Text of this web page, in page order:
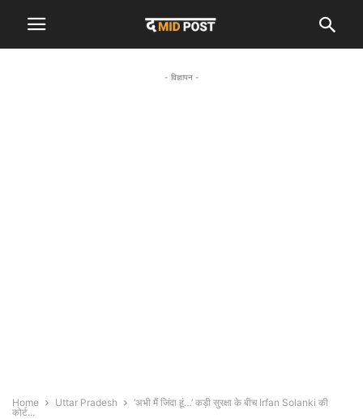
- विज्ञापन -
Home Uttar Pradesh
‘अभी मैं जिंदा हूं…’ कड़ी सुरक्षा के बीच Irfan Solanki की
कोर्ट...